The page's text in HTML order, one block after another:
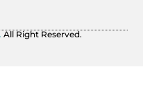
All Right Reserved.